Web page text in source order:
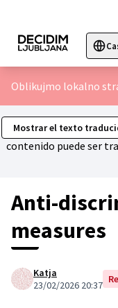
Oblikujmo lokalno
Mostrar el texto
contenido puede ser
Anti-
measures
Katja
23/02/2026 20:37